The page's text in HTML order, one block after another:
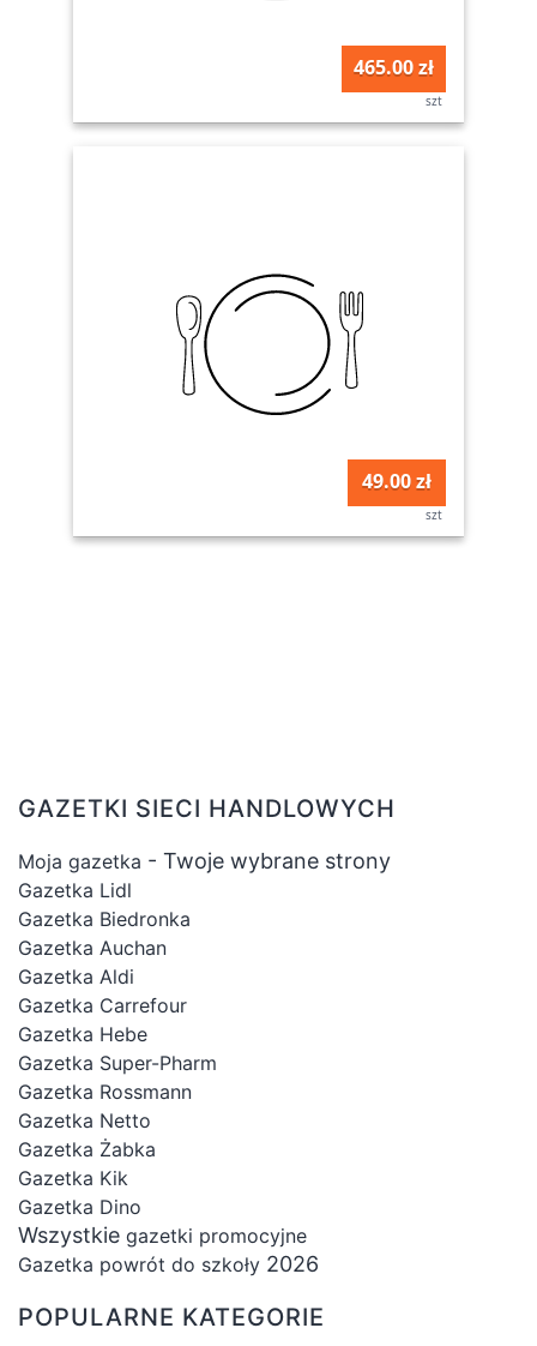
465.00 zł
szt
49.00 zł
szt
GAZETKI SIECI HANDLOWYCH
Moja gazetka - Twoje wybrane strony
Gazetka Lidl
Gazetka Biedronka
Gazetka Auchan
Gazetka Aldi
Gazetka Carrefour
Gazetka Hebe
Gazetka Super-Pharm
Gazetka Rossmann
Gazetka Netto
Gazetka Żabka
Gazetka Kik
Gazetka Dino
Wszystkie gazetki promocyjne
Gazetka powrót do szkoły 2026
POPULARNE KATEGORIE